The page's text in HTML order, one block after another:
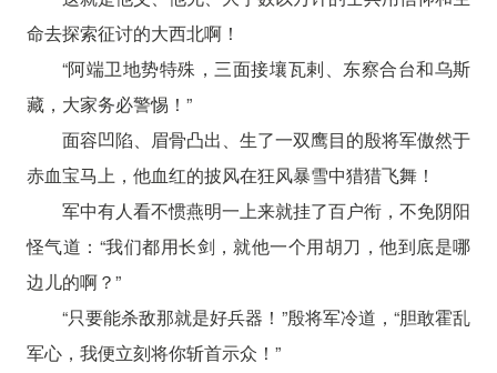
命去探索征讨的大西北啊！
“阿端卫地势特殊，三面接壤瓦剌、东察合台和乌斯
藏，大家务必警惕！”
面容凹陷、眉骨凸出、生了一双鹰目的殷将军傲然于
赤血宝马上，他血红的披风在狂风暴雪中猎猎飞舞！
军中有人看不惯燕明一上来就挂了百户衔，不免阴阳
怪气道：“我们都用长剑，就他一个用胡刀，他到底是哪
边儿的啊？”
“只要能杀敌那就是好兵器！”殷将军冷道，“胆敢霍乱
军心，我便立刻将你斩首示众！”